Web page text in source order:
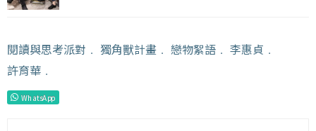
閱讀與思考派對 ﹒ 獨角獸計畫 ﹒ 戀物絮語 ﹒ 李惠貞 ﹒
許育華 ﹒
WhatsApp